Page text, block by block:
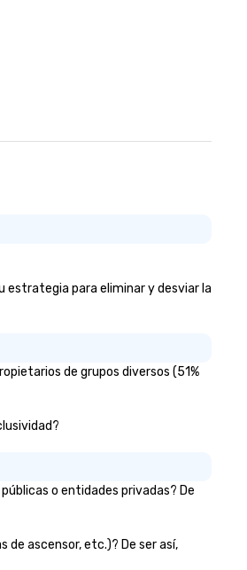
estrategia para eliminar y desviar la
de grupos diversos (51%
o entidades privadas? De
de ascensor, etc.)? De ser así,